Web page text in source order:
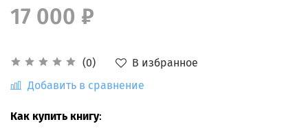
(0)
В избранное
Добавить в сравнение
17 000 ₽
Как купить книгу: